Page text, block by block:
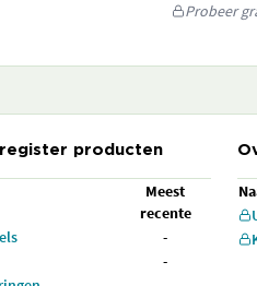
Probeer
producten
Meest
recente
-
-